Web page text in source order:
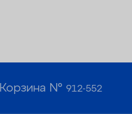
Корзина №912-552